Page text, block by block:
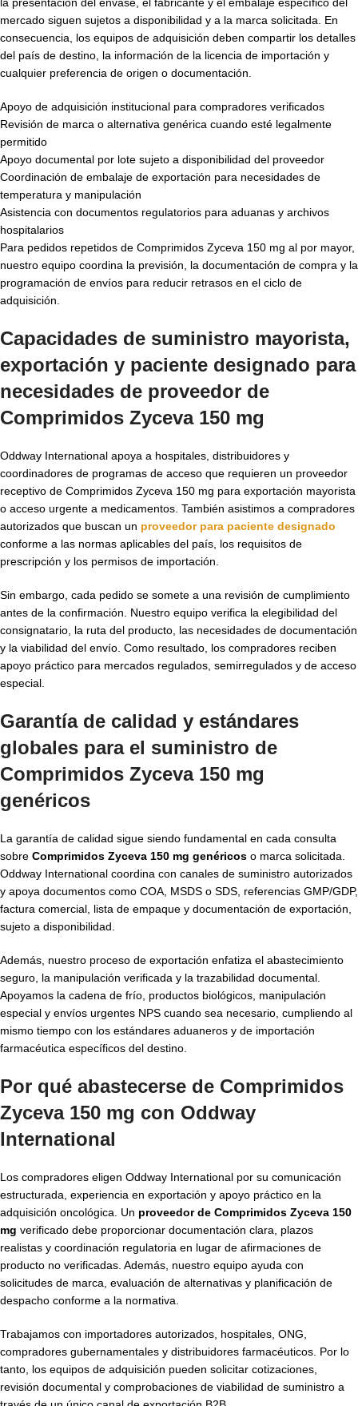
mercado siguen sujetos a disponibilidad y a la marca solicitada. En
consecuencia, los equipos de adquisición deben compartir los detalles
del país de destino, la información de la licencia de importación y
cualquier preferencia de origen o documentación.
Apoyo de adquisición institucional para compradores verificados
Revisión de marca o alternativa genérica cuando esté legalmente
permitido
Apoyo documental por lote sujeto a disponibilidad del proveedor
Coordinación de embalaje de exportación para necesidades de
temperatura y manipulación
Asistencia con documentos regulatorios para aduanas y archivos
hospitalarios
Para pedidos repetidos de Comprimidos Zyceva 150 mg al por mayor,
nuestro equipo coordina la previsión, la documentación de compra y la
programación de envíos para reducir retrasos en el ciclo de
adquisición.
Capacidades de suministro mayorista,
exportación y paciente designado para
necesidades de proveedor de
Comprimidos Zyceva 150 mg
Oddway International apoya a hospitales, distribuidores y
coordinadores de programas de acceso que requieren un proveedor
receptivo de Comprimidos Zyceva 150 mg para exportación mayorista
o acceso urgente a medicamentos. También asistimos a compradores
autorizados que buscan un proveedor para paciente designado
conforme a las normas aplicables del país, los requisitos de
prescripción y los permisos de importación.
Sin embargo, cada pedido se somete a una revisión de cumplimiento
antes de la confirmación. Nuestro equipo verifica la elegibilidad del
consignatario, la ruta del producto, las necesidades de documentación
y la viabilidad del envío. Como resultado, los compradores reciben
apoyo práctico para mercados regulados, semirregulados y de acceso
especial.
Garantía de calidad y estándares
globales para el suministro de
Comprimidos Zyceva 150 mg
genéricos
La garantía de calidad sigue siendo fundamental en cada consulta
sobre Comprimidos Zyceva 150 mg genéricos o marca solicitada.
Oddway International coordina con canales de suministro autorizados
y apoya documentos como COA, MSDS o SDS, referencias GMP/GDP,
factura comercial, lista de empaque y documentación de exportación,
sujeto a disponibilidad.
Además, nuestro proceso de exportación enfatiza el abastecimiento
seguro, la manipulación verificada y la trazabilidad documental.
Apoyamos la cadena de frío, productos biológicos, manipulación
especial y envíos urgentes NPS cuando sea necesario, cumpliendo al
mismo tiempo con los estándares aduaneros y de importación
farmacéutica específicos del destino.
Por qué abastecerse de Comprimidos
Zyceva 150 mg con Oddway
International
Los compradores eligen Oddway International por su comunicación
estructurada, experiencia en exportación y apoyo práctico en la
adquisición oncológica. Un proveedor de Comprimidos Zyceva 150
mg verificado debe proporcionar documentación clara, plazos
realistas y coordinación regulatoria en lugar de afirmaciones de
producto no verificadas. Además, nuestro equipo ayuda con
solicitudes de marca, evaluación de alternativas y planificación de
despacho conforme a la normativa.
Trabajamos con importadores autorizados, hospitales, ONG,
compradores gubernamentales y distribuidores farmacéuticos. Por lo
tanto, los equipos de adquisición pueden solicitar cotizaciones,
revisión documental y comprobaciones de viabilidad de suministro a